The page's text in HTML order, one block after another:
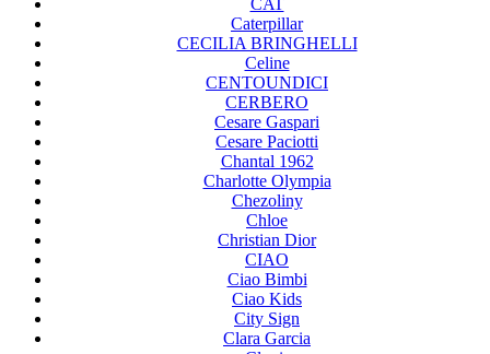
CAT
Caterpillar
CECILIA BRINGHELLI
Celine
CENTOUNDICI
CERBERO
Cesare Gaspari
Cesare Paciotti
Chantal 1962
Charlotte Olympia
Chezoliny
Chloe
Christian Dior
CIAO
Ciao Bimbi
Ciao Kids
City Sign
Clara Garcia